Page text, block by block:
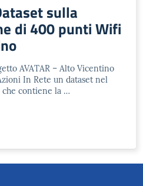
sulla
di 400 punti Wifi
AVATAR – Alto Vicentino
In Rete un dataset nel
che contiene la …